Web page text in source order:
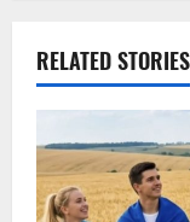
a
v
i
g
RELATED STORIES